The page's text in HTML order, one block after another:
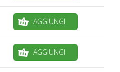
AGGIUNGI
AGGIUNGI